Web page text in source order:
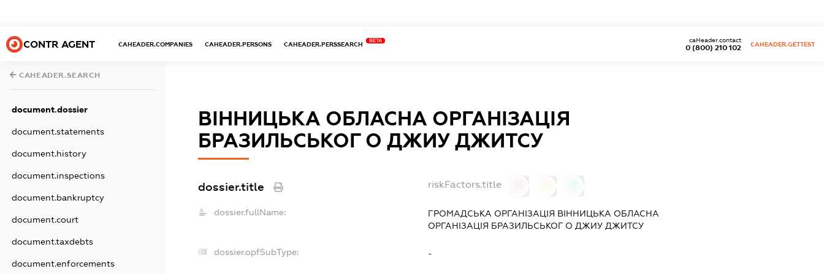
CONTR AGENT CAHEADER.COMPANIES CAHEADER.PERSONS CAHEADER.PERSSEARCH
BETA
0 (800) 210 102
caHeader.contact
CAHEADER.GETTEST
CAHEADER.SEARCH
document.dossier
document.statements
document.history
document.inspections
document.bankruptcy
document.court
document.taxdebts
document.enforcements
ВІННИЦЬКА ОБЛАСНА ОРГАНІЗАЦІЯ
БРАЗИЛЬСЬКОГ О ДЖИУ ДЖИТСУ
dossier.title riskFactors.title
dossier.fullName: ГРОМАДСЬКА ОРГАНІЗАЦІЯ ВІННИЦЬКА ОБЛАСНА
ОРГАНІЗАЦІЯ БРАЗИЛЬСЬКОГ О ДЖИУ ДЖИТСУ
dossier.opfSubType: -